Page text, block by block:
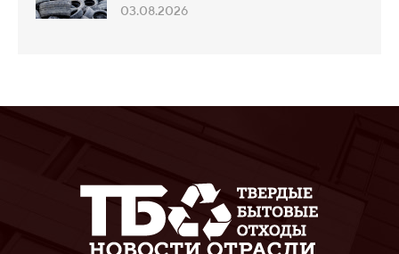
03.08.2026